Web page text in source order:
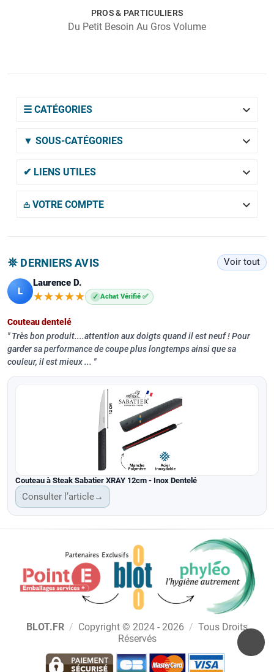
PROS & PARTICULIERS
Du Petit Besoin Au Gros Volume
☰ CATÉGORIES 
▼ SOUS-CATÉGORIES 
✔ LIENS UTILES 
𖡌 VOTRE COMPTE 
𖤓 DERNIERS AVIS Voir tout
L
Laurence D.
★★★★★
★★★★★ ✓ Achat Vérifié ✅
Couteau dentelé
Très bon produit....attention aux doigts quand il est neuf ! Pour
garder sa performance de coupe plus longtemps ainsi que sa
couleur, il est mieux ...
Couteau à Steak Sabatier XRAY 12cm - Inox Dentelé
Consulter l’article→
BLOT.FR / Copyright © 2024 - 2026 / Tous Droits
Réservés